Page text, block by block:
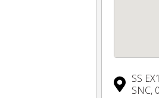
SS
SNC,